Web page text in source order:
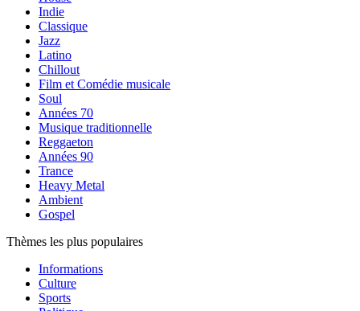
Indie
Classique
Jazz
Latino
Chillout
Film et Comédie musicale
Soul
Années 70
Musique traditionnelle
Reggaeton
Années 90
Trance
Heavy Metal
Ambient
Gospel
Thèmes les plus populaires
Informations
Culture
Sports